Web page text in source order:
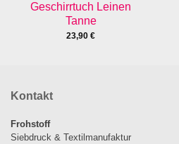
Geschirrtuch Leinen
Tanne
23,90 €
Kontakt
Frohstoff
Siebdruck & Textilmanufaktur